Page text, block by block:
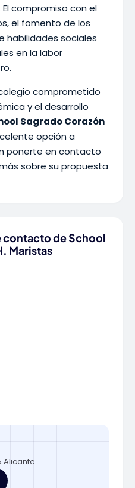
compromiso con el
el fomento de los
habilidades sociales
en la labor
comprometido
y el desarrollo
Sagrado Corazón
opción a
ponerte en contacto
sobre su propuesta
contacto de School
Maristas
Alicante